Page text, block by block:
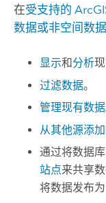
在受支持的
数据或非空间数据
显示和分析
过滤数据。
管理现有数据
从其他源添
通过将数据
站点来共享
将数据发布